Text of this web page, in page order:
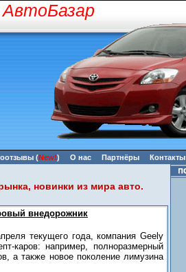
(New!) О нас Партнёры Контакты
новинки из мира авто.
внедорожник
текущего года, компания Geely
каров: например, полноразмерный
а также новое поколение лимузина